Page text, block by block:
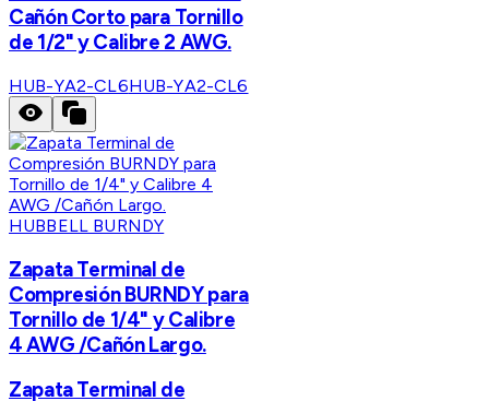
Cañón Corto para Tornillo
de 1/2" y Calibre 2 AWG.
HUB-YA2-CL6HUB-YA2-CL6
HUBBELL BURNDY
Zapata Terminal de
Compresión BURNDY para
Tornillo de 1/4" y Calibre
4 AWG /Cañón Largo.
Zapata Terminal de